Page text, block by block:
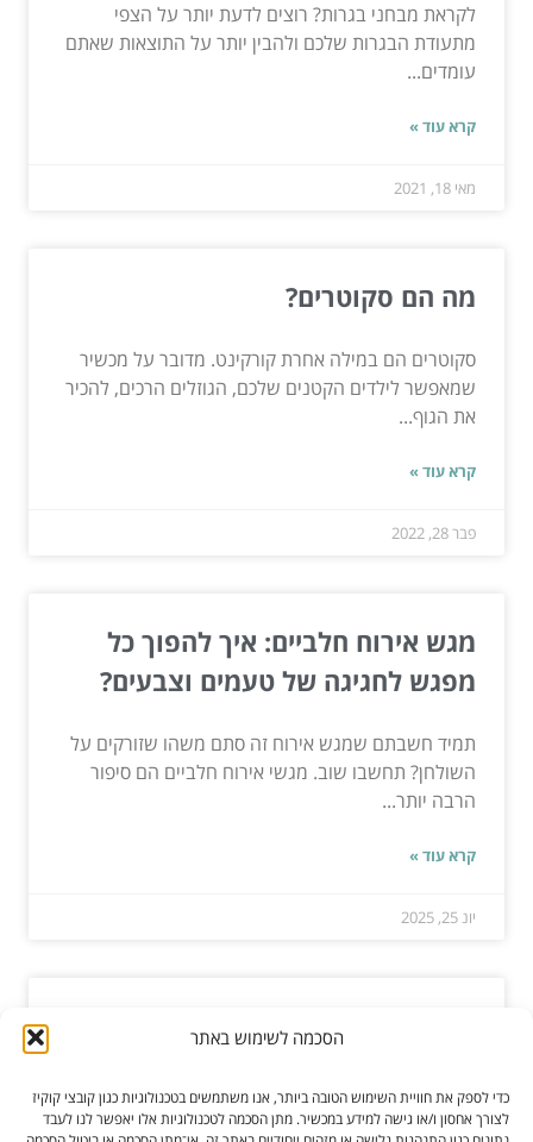
הסכמה לשימוש באתר
כדי לספק את חוויית השימוש הטובה ביותר, אנו משתמשים בטכנולוגיות כגון קובצי קוקיז
לצורך אחסון ו/או גישה למידע במכשיר. מתן הסכמה לטכנולוגיות אלו יאפשר לנו לעבד
לקראת מבחני בגרות? רוצים לדעת יותר על הצפי
מתעודת הבגרות שלכם ולהבין יותר על התוצאות שאתם
עומדים...
קרא עוד »
מאי 18, 2021
מה הם סקוטרים?
סקוטרים הם במילה אחרת קורקינט. מדובר על מכשיר
שמאפשר לילדים הקטנים שלכם, הגוזלים הרכים, להכיר
את הגוף...
קרא עוד »
פבר 28, 2022
מגש אירוח חלביים: איך להפוך כל
מפגש לחגיגה של טעמים וצבעים?
תמיד חשבתם שמגש אירוח זה סתם משהו שזורקים על
השולחן? תחשבו שוב. מגשי אירוח חלביים הם סיפור
הרבה יותר...
קרא עוד »
יונ 25, 2025
ספות – תרכשו במקום הנכון
אתם לא צריכים להגיע לחנות הרהיטים הקרובה לביתכם
ולהתאכזב כשאתם מוצאים ספות לא איכותיות או כאלה...